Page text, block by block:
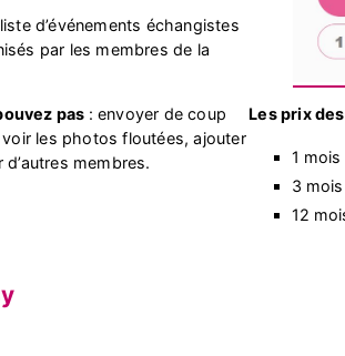
d’événements échangistes
par les membres de la
pas : envoyer de coup
les photos floutées, ajouter
membres.
Les prix
1
3
12